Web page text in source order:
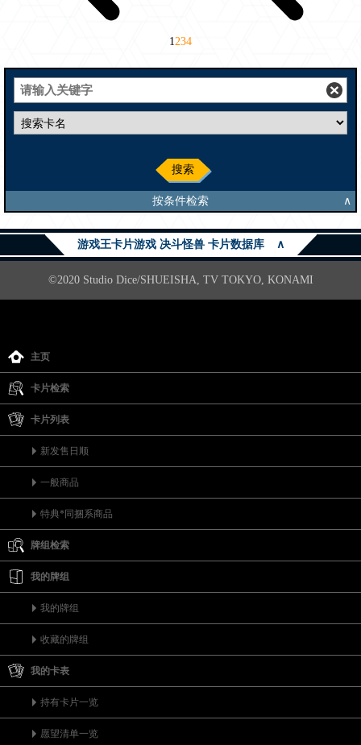
1234
搜索
按条件检索 ∧
游戏王卡片游戏 决斗怪兽 卡片数据库 ∧
©2020 Studio Dice/SHUEISHA, TV TOKYO, KONAMI
主页
卡片检索
卡片列表
新发售日顺
一般商品
特典*同捆系商品
牌组检索
我的牌组
我的牌组
收藏的牌组
我的卡表
持有卡片一览
愿望清单一览